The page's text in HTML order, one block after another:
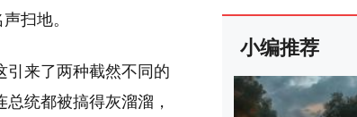
扫地。
引来了两种截然不同的
统都被搞得灰溜溜，
小编推荐